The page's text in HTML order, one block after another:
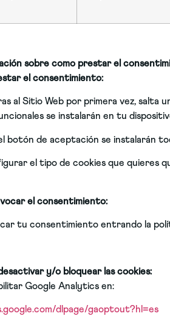
sobre como prestar el
el consentimiento:
al Sitio Web por primera vez, salta
se instalarán en tu
botón de aceptación se instalarán
el tipo de cookies que quieres
el consentimiento:
tu consentimiento entrando la
y/o bloquear las cookies:
Google Analytics en:
dlpage/gaoptout?hl=es